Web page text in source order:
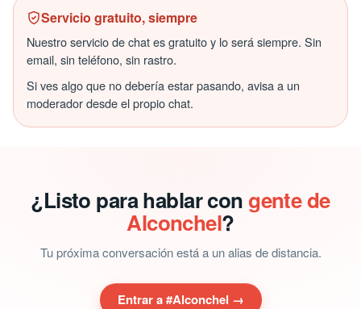
Servicio gratuito, siempre
Nuestro servicio de chat es gratuito y lo será siempre. Sin
email, sin teléfono, sin rastro.
Si ves algo que no debería estar pasando, avisa a un
moderador desde el propio chat.
¿Listo para hablar con gente de
Alconchel?
Tu próxima conversación está a un alias de distancia.
Entrar a #Alconchel →